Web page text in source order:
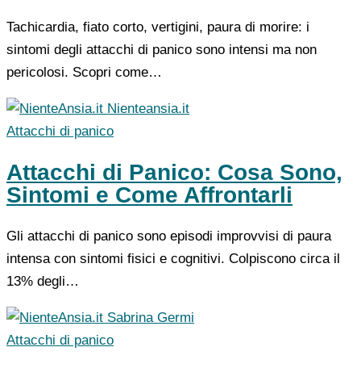
Tachicardia, fiato corto, vertigini, paura di morire: i
sintomi degli attacchi di panico sono intensi ma non
pericolosi. Scopri come…
Nienteansia.it
Attacchi di panico
Attacchi di Panico: Cosa Sono,
Sintomi e Come Affrontarli
Gli attacchi di panico sono episodi improvvisi di paura
intensa con sintomi fisici e cognitivi. Colpiscono circa il
13% degli…
Sabrina Germi
Attacchi di panico